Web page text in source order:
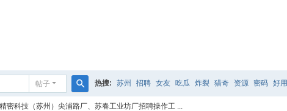
帖子
搜
热搜: 苏州 招聘 女友 吃瓜 炸裂 猎奇 资源 密码 好用
密科技（苏州）尖浦路厂、苏春工业坊厂招聘操作工 ...